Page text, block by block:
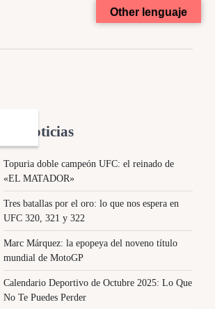
Noticias
Topuria doble campeón UFC: el reinado de
«EL MATADOR»
Tres batallas por el oro: lo que nos espera en
UFC 320, 321 y 322
Marc Márquez: la epopeya del noveno título
mundial de MotoGP
Calendario Deportivo de Octubre 2025: Lo Que
No Te Puedes Perder
Other lenguaje